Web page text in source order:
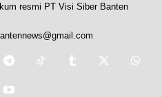
resmi PT Visi Siber Banten